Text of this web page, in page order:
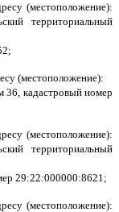
(местоположение):
территориальный
(местоположение):
36, кадастровый номер
(местоположение):
территориальный
29:22:000000:8621;
(местоположение):